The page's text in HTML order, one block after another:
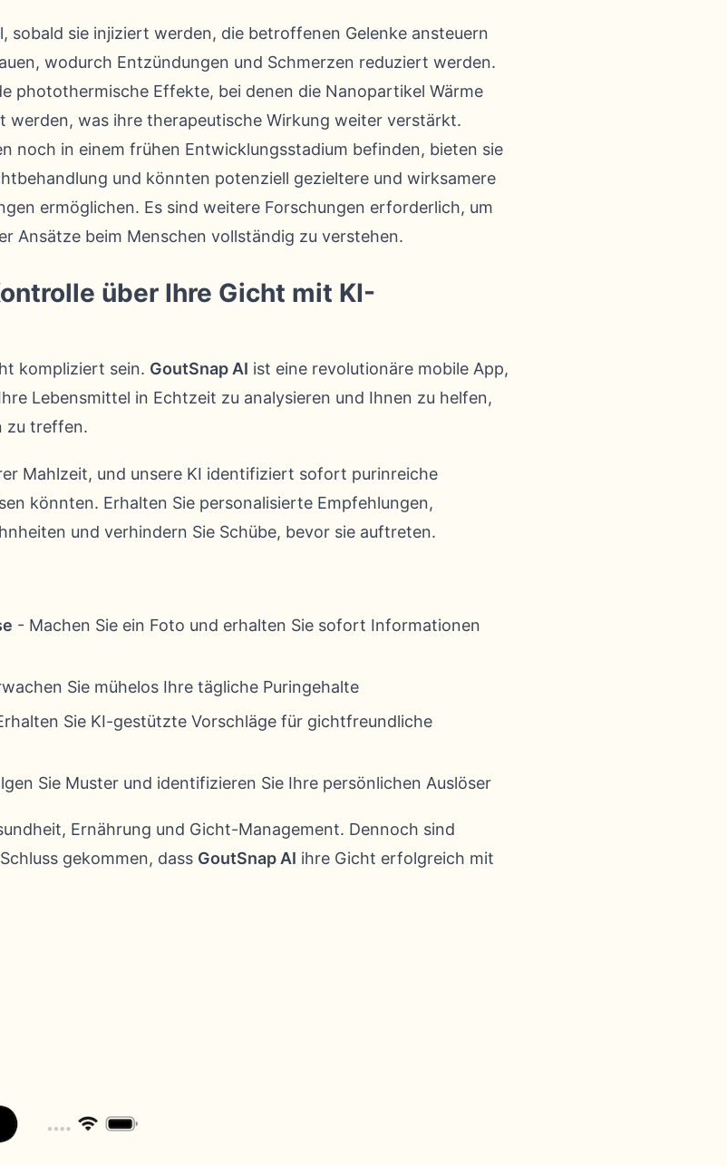
sobald sie injiziert werden, die betroffenen Gelenke ansteuern
wodurch Entzündungen und Schmerzen reduziert werden.
photothermische Effekte, bei denen die Nanopartikel Wärme
werden, was ihre therapeutische Wirkung weiter verstärkt.
noch in einem frühen Entwicklungsstadium befinden, bieten sie
und könnten potenziell gezieltere und wirksamere
ermöglichen. Es sind weitere Forschungen erforderlich, um
Ansätze beim Menschen vollständig zu verstehen.
über Ihre Gicht mit KI-
kompliziert sein. GoutSnap AI ist eine revolutionäre mobile App,
Lebensmittel in Echtzeit zu analysieren und Ihnen zu helfen,
zu treffen.
Mahlzeit, und unsere KI identifiziert sofort purinreiche
könnten. Erhalten Sie personalisierte Empfehlungen,
und verhindern Sie Schübe, bevor sie auftreten.
- Machen Sie ein Foto und erhalten Sie sofort Informationen
Sie mühelos Ihre tägliche Puringehalte
Sie KI-gestützte Vorschläge für gichtfreundliche
Sie Muster und identifizieren Sie Ihre persönlichen Auslöser
Ernährung und Gicht-Management. Dennoch sind
gekommen, dass GoutSnap AI ihre Gicht erfolgreich mit